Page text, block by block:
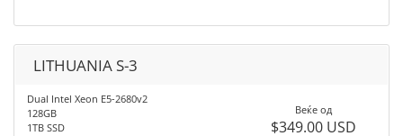
LITHUANIA S-3
Dual Intel Xeon E5-2680v2
128GB
1TB SSD
Веќе од
$349.00 USD